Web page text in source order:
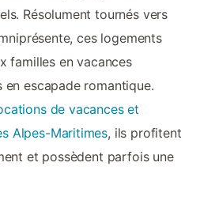
Résolument tournés vers
ces logements
familles en vacances
escapade romantique.
de vacances et
Alpes-Maritimes, ils profitent
et possèdent parfois une